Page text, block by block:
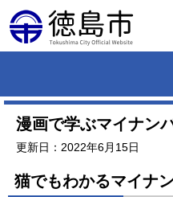
漫画で学ぶマイナン
更新日：2022年6月15日
猫でもわかるマイナ